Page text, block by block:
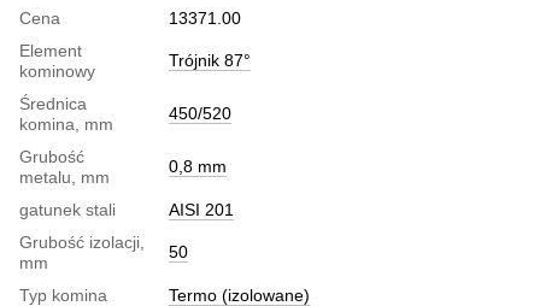
Cena
13371.00
Element
kominowy
Trójnik 87°
Średnica
komina, mm
450/520
Grubość
metalu, mm
0,8 mm
gatunek stali
AISI 201
Grubość izolacji,
mm
50
Typ komina Termo (izolowane)